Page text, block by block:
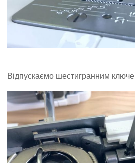
Відпускаємо шестигранним